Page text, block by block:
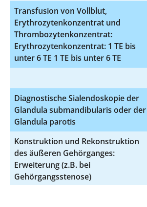
Transfusion von Vollblut,
Erythrozytenkonzentrat und
Thrombozytenkonzentrat:
Erythrozytenkonzentrat: 1 TE bis
unter 6 TE 1 TE bis unter 6 TE
Diagnostische Sialendoskopie der
Glandula submandibularis oder der
Glandula parotis
Konstruktion und Rekonstruktion
des äußeren Gehörganges:
Erweiterung (z.B. bei
Gehörgangsstenose)